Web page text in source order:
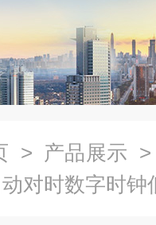
> 产品展示
对时数字时钟